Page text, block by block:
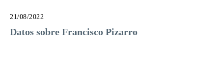
21/08/2022
Datos sobre Francisco Pizarro